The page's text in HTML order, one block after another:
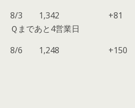
8/3 1,342
Ｑまであと4営業日
8/6 1,248